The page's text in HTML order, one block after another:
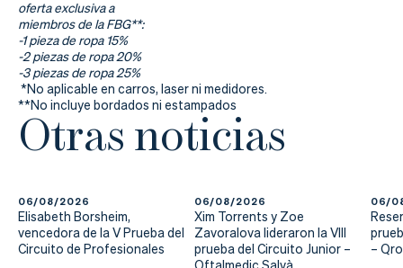
oferta exclusiva a
miembros de la FBG**:
-1 pieza de ropa 15%
-2 piezas de ropa 20%
-3 piezas de ropa 25%
*No aplicable en carros, laser ni medidores.
**No incluye bordados ni estampados
Otras noticias
06/08/2026
Elisabeth Borsheim,
vencedora de la V Prueba del
Circuito de Profesionales
06/08/2026
Xim Torrents y Zoe
Zavoralova lideraron la VIII
prueba del Circuito Junior –
06/
–